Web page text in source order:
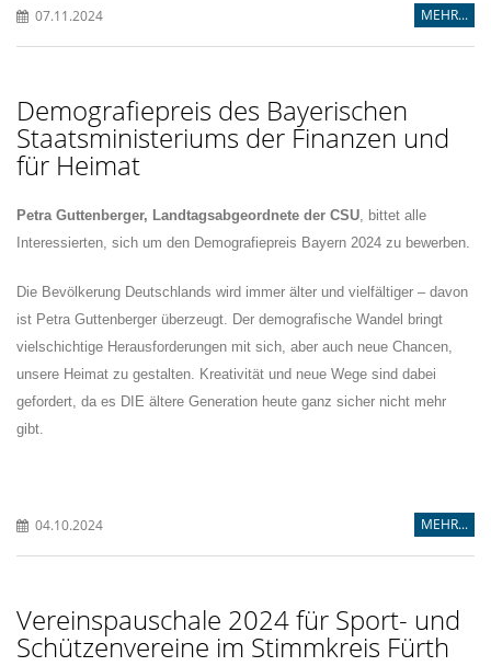
07.11.2024 MEHR...
Demografiepreis des Bayerischen
Staatsministeriums der Finanzen und
für Heimat
Petra Guttenberger, Landtagsabgeordnete der CSU , bittet alle
Interessierten, sich um den Demografiepreis Bayern 2024 zu bewerben.
Die Bevölkerung Deutschlands wird immer älter und vielfältiger – davon
ist Petra Guttenberger überzeugt. Der demografische Wandel bringt
vielschichtige Heraus­forderungen mit sich, aber auch neue Chancen,
unsere Heimat zu gestalten. Kreativität und neue Wege sind dabei
gefordert, da es DIE ältere Generation heute ganz sicher nicht mehr
gibt.
04.10.2024 MEHR...
Vereinspauschale 2024 für Sport- und
Schützenvereine im Stimmkreis Fürth